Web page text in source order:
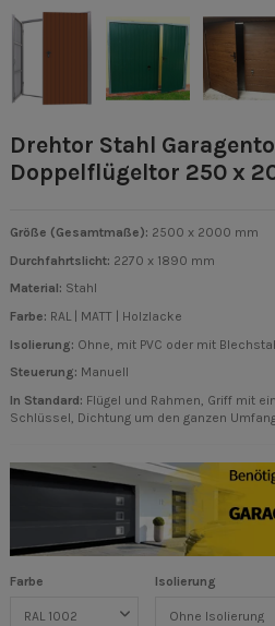
Drehtor Stahl
Doppelflügeltor 250 x
Größe (Gesamtmaße): 2500 x 2000 mm
Durchfahrtslicht: 2270 x 1890 mm
Material: Stahl
Farbe: RAL | MATT | Holzlacke
Isolierung: Ohne, mit PVC oder mit
Steuerung: Manuell
In Standard: Flügel und Rahmen, Griff mit
Schlüssel, Dichtung um den ganzen
Farbe Isolierung